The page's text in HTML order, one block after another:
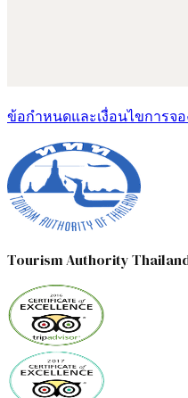
ข้อกำหนดและเงื่อนไขการจอ
Tourism Authority